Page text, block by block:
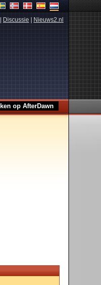
Discussie Nieuws2.nl